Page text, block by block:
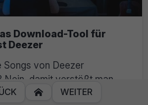
Download-Tool für
Deezer
Songs von Deezer
Nein, damit verstößt man
Doch Tools wie der
 WEITER